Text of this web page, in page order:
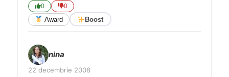
0 0
Award Boost
nina
22 decembrie 2008